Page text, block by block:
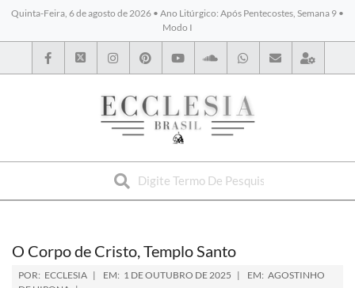
Quinta-Feira, 6 de agosto de 2026 • Ano Litúrgico: Após Pentecostes, Semana 9 •
Modo I
BYBLOS
O Corpo de Cristo, Templo Santo
POR: ECCLESIA EM: 1 DE OUTUBRO DE 2025 EM: AGOSTINHO